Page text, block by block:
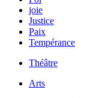
joie
Justice
Paix
Tempérance
Théâtre
Arts